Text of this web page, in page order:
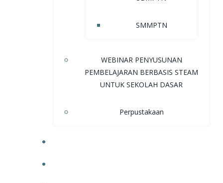
SMMPTN
WEBINAR PENYUSUNAN
PEMBELAJARAN BERBASIS STEAM
UNTUK SEKOLAH DASAR
Perpustakaan